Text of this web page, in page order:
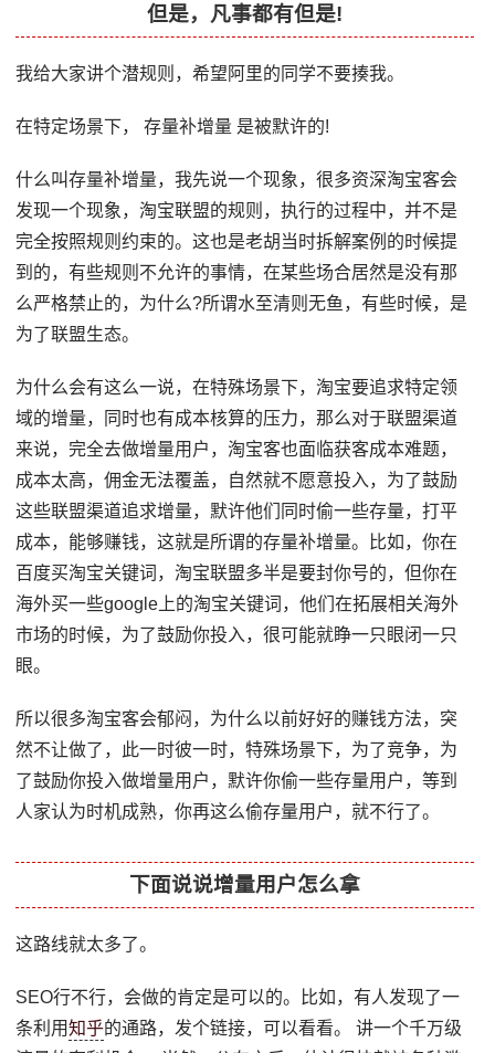
但是，凡事都有但是!
我给大家讲个潜规则，希望阿里的同学不要揍我。
在特定场景下， 存量补增量 是被默许的!
什么叫存量补增量，我先说一个现象，很多资深淘宝客会
发现一个现象，淘宝联盟的规则，执行的过程中，并不是
完全按照规则约束的。这也是老胡当时拆解案例的时候提
到的，有些规则不允许的事情，在某些场合居然是没有那
么严格禁止的，为什么?所谓水至清则无鱼，有些时候，是
为了联盟生态。
为什么会有这么一说，在特殊场景下，淘宝要追求特定领
域的增量，同时也有成本核算的压力，那么对于联盟渠道
来说，完全去做增量用户，淘宝客也面临获客成本难题，
成本太高，佣金无法覆盖，自然就不愿意投入，为了鼓励
这些联盟渠道追求增量，默许他们同时偷一些存量，打平
成本，能够赚钱，这就是所谓的存量补增量。比如，你在
百度买淘宝关键词，淘宝联盟多半是要封你号的，但你在
海外买一些google上的淘宝关键词，他们在拓展相关海外
市场的时候，为了鼓励你投入，很可能就睁一只眼闭一只
眼。
所以很多淘宝客会郁闷，为什么以前好好的赚钱方法，突
然不让做了，此一时彼一时，特殊场景下，为了竞争，为
了鼓励你投入做增量用户，默许你偷一些存量用户，等到
人家认为时机成熟，你再这么偷存量用户，就不行了。
下面说说增量用户怎么拿
这路线就太多了。
SEO行不行，会做的肯定是可以的。比如，有人发现了一
条利用知乎的通路，发个链接，可以看看。 讲一个千万级